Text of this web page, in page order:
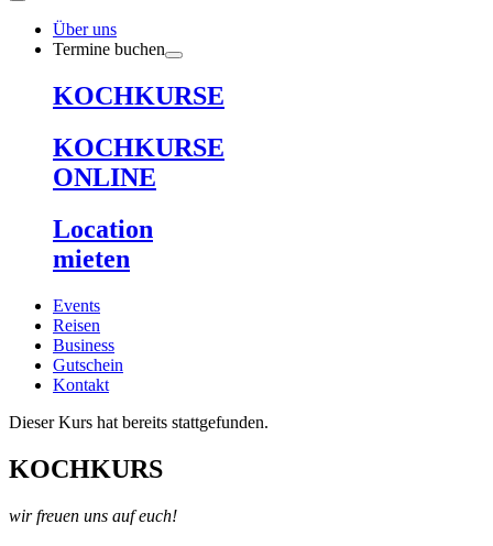
Über uns
Termine buchen
KOCHKURSE
KOCHKURSE
ONLINE
Location
mieten
Events
Reisen
Business
Gutschein
Kontakt
Dieser Kurs hat bereits stattgefunden.
KOCHKURS
wir freuen uns auf euch!